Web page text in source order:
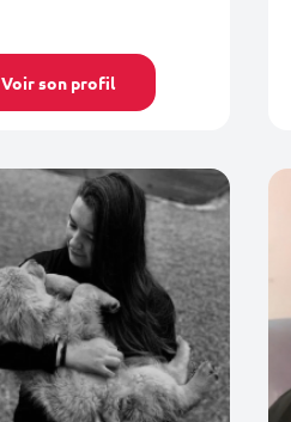
Voir son profil